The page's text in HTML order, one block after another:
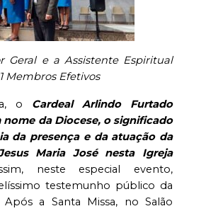
Geral e a Assistente Espiritual
Membros Efetivos
o Cardeal Arlindo Furtado
nome da Diocese, o significado
da presença e da atuação da
Maria José nesta Igreja
neste especial evento,
testemunho público da
Após a Santa Missa, no Salão